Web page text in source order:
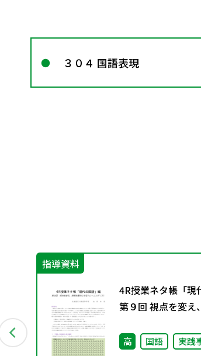
３０４ 国語表現
指導資料
4R授業ネタ帳「現
第９回 視点を変え
にするトレーニン
高 国語 実践